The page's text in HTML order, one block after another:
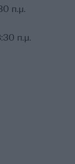
π.μ.
π.μ.